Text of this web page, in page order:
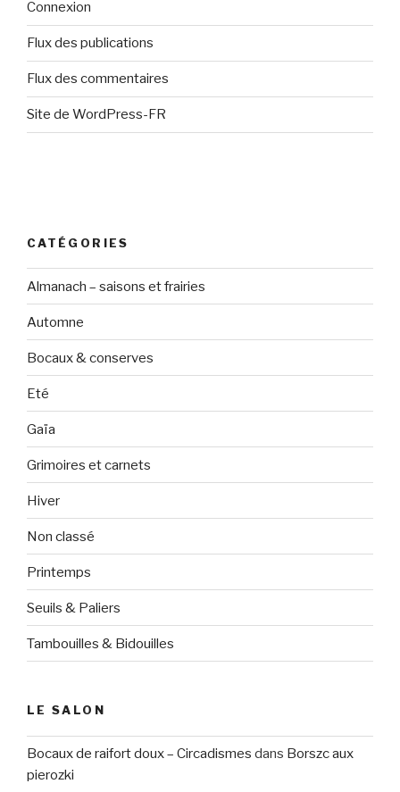
Connexion
Flux des publications
Flux des commentaires
Site de WordPress-FR
CATÉGORIES
Almanach – saisons et frairies
Automne
Bocaux & conserves
Eté
Gaïa
Grimoires et carnets
Hiver
Non classé
Printemps
Seuils & Paliers
Tambouilles & Bidouilles
LE SALON
Bocaux de raifort doux – Circadismes dans Borszc aux
pierozki